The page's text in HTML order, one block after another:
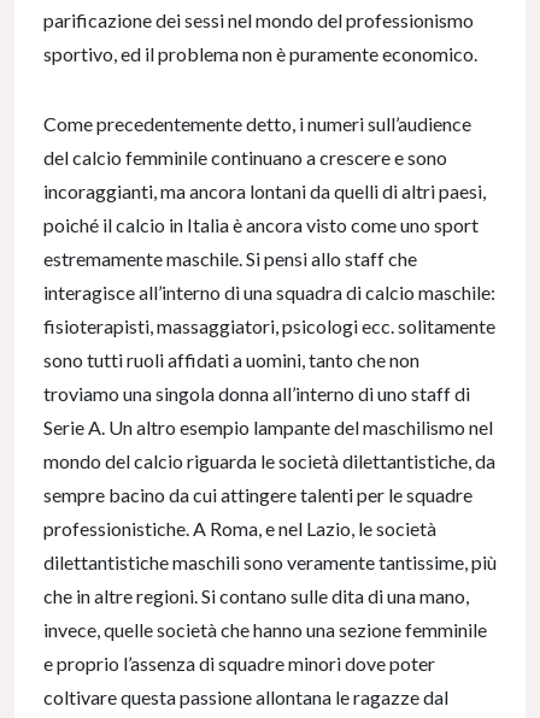
parificazione dei sessi nel mondo del professionismo
sportivo, ed il problema non è puramente economico.
Come precedentemente detto, i numeri sull’audience
del calcio femminile continuano a crescere e sono
incoraggianti, ma ancora lontani da quelli di altri paesi,
poiché il calcio in Italia è ancora visto come uno sport
estremamente maschile. Si pensi allo staff che
interagisce all’interno di una squadra di calcio maschile:
fisioterapisti, massaggiatori, psicologi ecc. solitamente
sono tutti ruoli affidati a uomini, tanto che non
troviamo una singola donna all’interno di uno staff di
Serie A. Un altro esempio lampante del maschilismo nel
mondo del calcio riguarda le società dilettantistiche, da
sempre bacino da cui attingere talenti per le squadre
professionistiche. A Roma, e nel Lazio, le società
dilettantistiche maschili sono veramente tantissime, più
che in altre regioni. Si contano sulle dita di una mano,
invece, quelle società che hanno una sezione femminile
e proprio l’assenza di squadre minori dove poter
coltivare questa passione allontana le ragazze dal